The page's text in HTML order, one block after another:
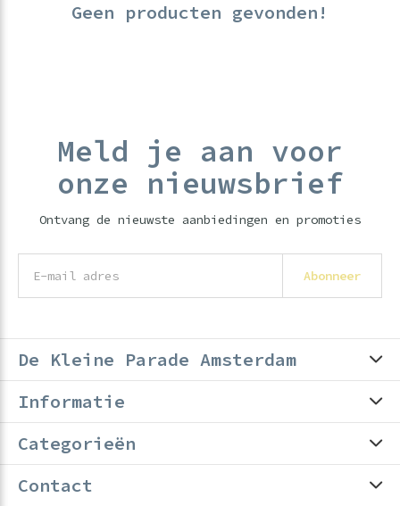
Geen producten gevonden!
Meld je aan voor
onze nieuwsbrief
Ontvang de nieuwste aanbiedingen en promoties
Abonneer
De Kleine Parade Amsterdam
Informatie
Categorieën
Contact